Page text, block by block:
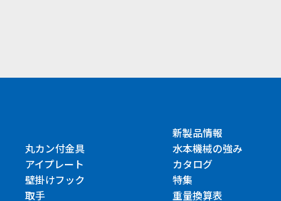
丸カン付金具
アイプレート
壁掛けフック
取手
新製品情報
水本機械の強み
カタログ
特集
重量換算表